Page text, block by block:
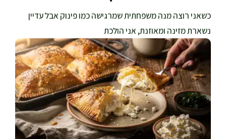
כשאני רוצה מנה משפחתית שמרגישה כמו פינוק אבל עדיין
נשארת מזינה ומאוזנת, אני הולכת